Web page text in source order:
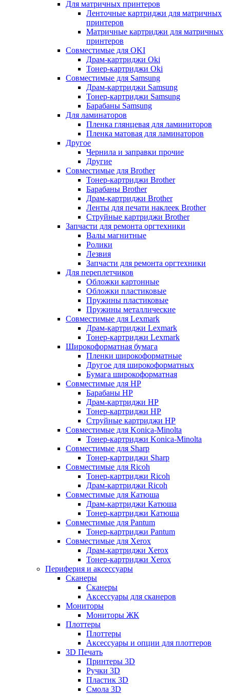
Для матричных принтеров
Ленточные картриджи для матричных
принтеров
Матричные картриджи для матричных
принтеров
Совместимые для OKI
Драм-картриджи Oki
Тонер-картриджи Oki
Совместимые для Samsung
Драм-картриджи Samsung
Тонер-картриджи Samsung
Барабаны Samsung
Для ламинаторов
Пленка глянцевая для ламиниторов
Пленка матовая для ламинаторов
Другое
Чернила и заправки прочие
Другие
Совместимые для Brother
Тонер-картриджи Brother
Барабаны Brother
Драм-картриджи Brother
Ленты для печати наклеек Brother
Струйные картриджи Brother
Запчасти для ремонта оргтехники
Валы магнитные
Ролики
Лезвия
Запчасти для ремонта оргтехники
Для переплетчиков
Обложки картонные
Обложки пластиковые
Пружины пластиковые
Пружины металлические
Совместимые для Lexmark
Драм-картриджи Lexmark
Тонер-картриджи Lexmark
Широкоформатная бумага
Пленки широкоформатные
Другое для широкоформатных
Бумага широкоформатная
Совместимые для HP
Барабаны HP
Драм-картриджи HP
Тонер-картриджи HP
Струйные картриджи HP
Совместимые для Konica-Minolta
Тонер-картриджи Konica-Minolta
Совместимые для Sharp
Тонер-картриджи Sharp
Совместимые для Ricoh
Тонер-картриджи Ricoh
Драм-картриджи Ricoh
Совместимые для Катюша
Драм-картриджи Катюша
Тонер-картриджи Катюша
Совместимые для Pantum
Тонер-картриджи Pantum
Совместимые для Xerox
Драм-картриджи Xerox
Тонер-картриджи Xerox
Периферия и аксессуары
Сканеры
Сканеры
Аксессуары для сканеров
Мониторы
Мониторы ЖК
Плоттеры
Плоттеры
Аксессуары и опции для плоттеров
3D Печать
Принтеры 3D
Ручки 3D
Пластик 3D
Смола 3D